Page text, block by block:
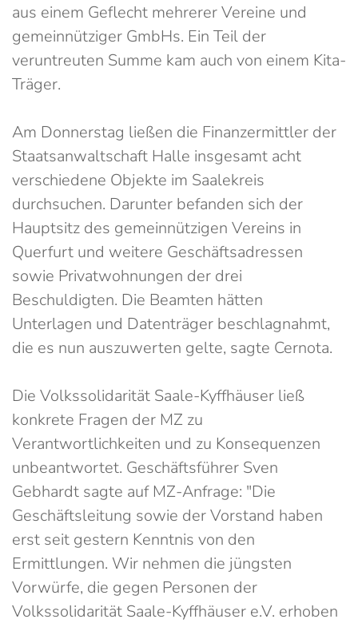
aus einem Geflecht mehrerer Vereine und
gemeinnütziger GmbHs. Ein Teil der
veruntreuten Summe kam auch von einem Kita-
Träger.
Am Donnerstag ließen die Finanzermittler der
Staatsanwaltschaft Halle insgesamt acht
verschiedene Objekte im Saalekreis
durchsuchen. Darunter befanden sich der
Hauptsitz des gemeinnützigen Vereins in
Querfurt und weitere Geschäftsadressen
sowie Privatwohnungen der drei
Beschuldigten. Die Beamten hätten
Unterlagen und Datenträger beschlagnahmt,
die es nun auszuwerten gelte, sagte Cernota.
Die Volkssolidarität Saale-Kyffhäuser ließ
konkrete Fragen der MZ zu
Verantwortlichkeiten und zu Konsequenzen
unbeantwortet. Geschäftsführer Sven
Gebhardt sagte auf MZ-Anfrage: "Die
Geschäftsleitung sowie der Vorstand haben
erst seit gestern Kenntnis von den
Ermittlungen. Wir nehmen die jüngsten
Vorwürfe, die gegen Personen der
Volkssolidarität Saale-Kyffhäuser e.V. erhoben